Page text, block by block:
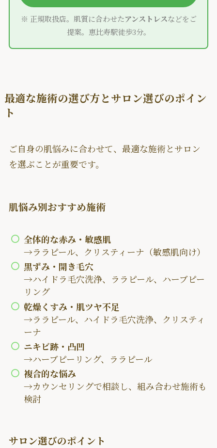
※ 正規取扱店。肌質に合わせたアンストレスなどをご
提案。恵比寿駅徒歩3分。
最適な施術の選び方とサロン選びのポイン
ト
ご自身の肌悩みに合わせて、最適な施術とサロン
を選ぶことが重要です。
肌悩み別おすすめ施術
全体的な赤み・敏感肌
→ララピール、クリスティーナ（敏感肌向け）
黒ずみ・開き毛穴
→ハイドラ毛穴洗浄、ララピール、ハーブピー
リング
乾燥くすみ・肌ツヤ不足
→ララピール、ハイドラ毛穴洗浄、クリスティ
ーナ
ニキビ跡・凸凹
→ハーブピーリング、ララピール
複合的な悩み
→カウンセリングで相談し、組み合わせ施術も
検討
サロン選びのポイント